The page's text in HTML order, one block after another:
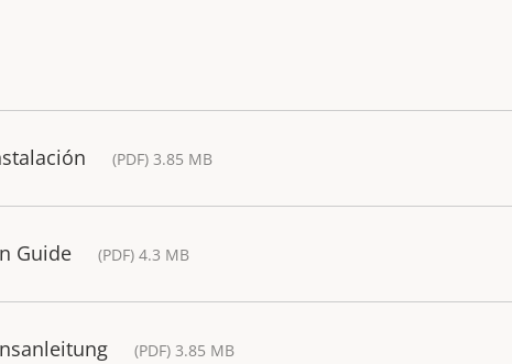
(PDF) 3.85 MB
Guide (PDF) 4.3 MB
(PDF) 3.85 MB